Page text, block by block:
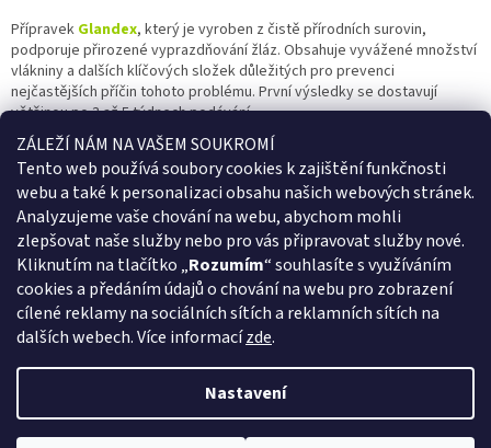
ZÁLEŽÍ NÁM NA VAŠEM SOUKROMÍ
Tento web používá soubory cookies kzajištění funkčnosti
webu a také k personalizaci obsahu našich webových stránek.
Analyzujeme vaše chování na webu, abychom mohli
zlepšovat naše služby nebo pro vás připravovat služby nové.
Kliknutím na tlačítko „Rozumím“ souhlasíte s využíváním
cookies a předáním údajů o chování na webu pro zobrazení
cílené reklamy na sociálních sítích a reklamních sítích na
dalších webech.Více informacízde.
Nastavení
p
r
v
k
y
ý
p
i
s
u
Přípravek Glandex, který je vyroben z čistě přírodních surovin,
podporuje přirozené vyprazdňování žláz. Obsahuje vyvážené množství
vlákniny a dalších klíčových složek důležitých pro prevenci
nejčastějších příčin tohoto problému. První výsledky se dostavují
většinou po 3 až 5 týdnech podávání.
Všichni majitelé koček a psů ví, že není vždy snadné zvíře přesvědčit,
aby si nějaký přípravek vzalo. U Glandexu toto nebezpečí nehrozí. Má
totiž skvělou chuť a je v podobě žvýkacích válečků či ochuceného
prášku. Pro vašeho mazlíčka bude Glandex pamlskem, na který se bude
těšit.
Chcete i vy jednou provždy vyřešit nepříjemný problém
s análními žlázkami? VyzkoušejteGlandex!
Copyright 2026Iframix e-shop. Všechna práva vyhrazena.Upravit